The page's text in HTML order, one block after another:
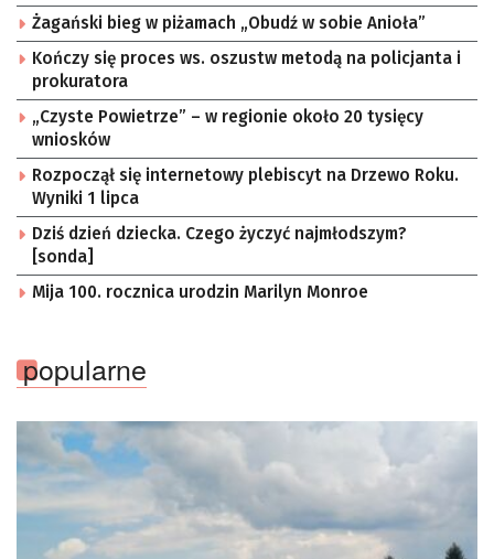
Żagański bieg w piżamach „Obudź w sobie Anioła”
Kończy się proces ws. oszustw metodą na policjanta i
prokuratora
„Czyste Powietrze” – w regionie około 20 tysięcy
wniosków
Rozpoczął się internetowy plebiscyt na Drzewo Roku.
Wyniki 1 lipca
Dziś dzień dziecka. Czego życzyć najmłodszym?
[sonda]
Mija 100. rocznica urodzin Marilyn Monroe
popularne